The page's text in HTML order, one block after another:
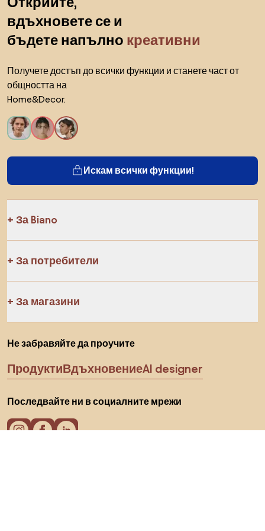
вдъхновете се и
бъдете напълно креативни
Получете достъп до всички функции и станете част от
общността на
Home&Decor.
Искам всички функции!
За Biano
За потребители
За магазини
Не забравяйте да проучите
ПродуктиВдъхновениеAI designer
Последвайте ни в социалните мрежи